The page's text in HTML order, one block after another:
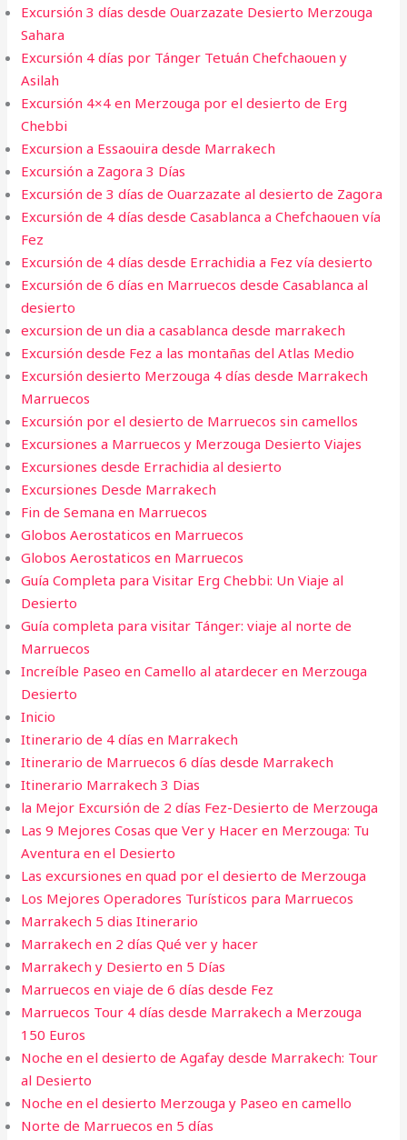
Excursión 3 días desde Ouarzazate Desierto Merzouga
Sahara
Excursión 4 días por Tánger Tetuán Chefchaouen y
Asilah
Excursión 4×4 en Merzouga por el desierto de Erg
Chebbi
Excursion a Essaouira desde Marrakech​
Excursión a Zagora 3 Días
Excursión de 3 días de Ouarzazate al desierto de Zagora
Excursión de 4 días desde Casablanca a Chefchaouen vía
Fez
Excursión de 4 días desde Errachidia a Fez vía desierto
Excursión de 6 días en Marruecos desde Casablanca al
desierto
excursion de un dia a casablanca desde marrakech
Excursión desde Fez a las montañas del Atlas Medio
Excursión desierto Merzouga 4 días desde Marrakech
Marruecos
Excursión por el desierto de Marruecos sin camellos
Excursiones a Marruecos y Merzouga Desierto Viajes
Excursiones desde Errachidia al desierto
Excursiones Desde Marrakech
Fin de Semana en Marruecos​
Globos Aerostaticos en Marruecos
Globos Aerostaticos en Marruecos
Guía Completa para Visitar Erg Chebbi: Un Viaje al
Desierto
Guía completa para visitar Tánger: viaje al norte de
Marruecos
Increíble Paseo en Camello al atardecer en Merzouga
Desierto
Inicio
Itinerario de 4 días en Marrakech
Itinerario de Marruecos 6 días desde Marrakech
Itinerario Marrakech 3 Dias
la Mejor Excursión de 2 días Fez-Desierto de Merzouga
Las 9 Mejores Cosas que Ver y Hacer en Merzouga: Tu
Aventura en el Desierto
Las excursiones en quad por el desierto de Merzouga
Los Mejores Operadores Turísticos para Marruecos
Marrakech 5 dias​ Itinerario
Marrakech en 2 días Qué ver y hacer
Marrakech y Desierto en 5 Días
Marruecos en viaje de 6 días desde Fez
Marruecos Tour 4 días desde Marrakech a Merzouga
150 Euros
Noche en el desierto de Agafay desde Marrakech: Tour
al Desierto
Noche en el desierto Merzouga y Paseo en camello
Norte de Marruecos en 5 días